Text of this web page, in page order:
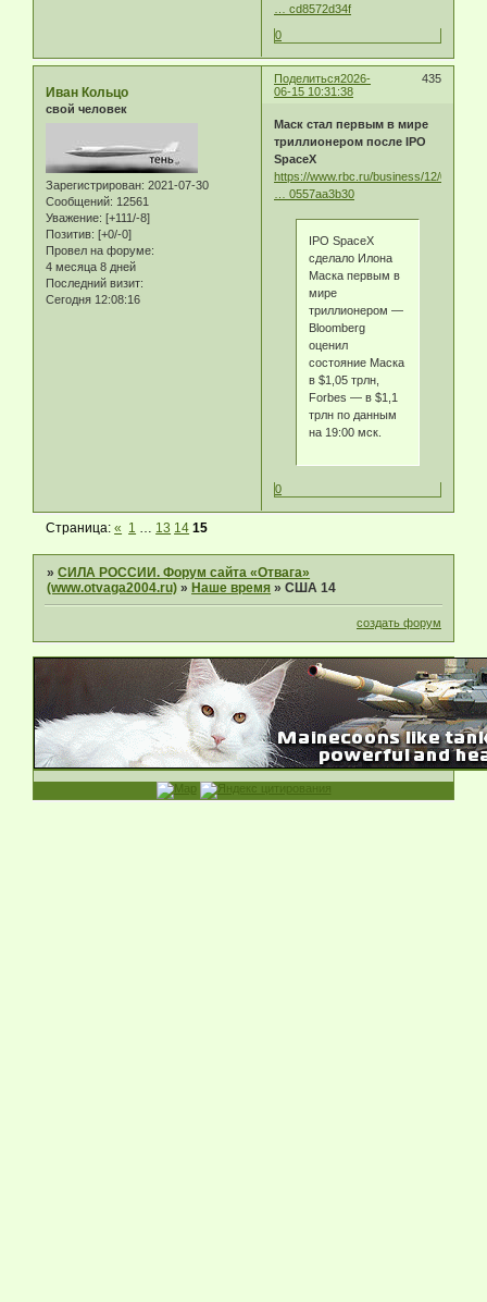
… cd8572d34f
0
Поделиться 435
2026-
06-15 10:31:38
Иван Кольцо
свой человек
Зарегистрирован: 2021-07-30
Сообщений: 12561
Уважение: [+111/-8]
Позитив: [+0/-0]
Провел на форуме:
4 месяца 8 дней
Последний визит:
Сегодня 12:08:16
Маск стал первым в мире
триллионером после IPO
SpaceX
https://www.rbc.ru/business/12/06/2026/
… 0557aa3b30
IPO SpaceX
сделало Илона
Маска первым в
мире
триллионером —
Bloomberg
оценил
состояние Маска
в $1,05 трлн,
Forbes — в $1,1
трлн по данным
на 19:00 мск.
0
Страница:« 1 13 14 15
»СИЛА РОССИИ. Форум сайта «Отвага»
(www.otvaga2004.ru) » Наше время »США 14
создать форум